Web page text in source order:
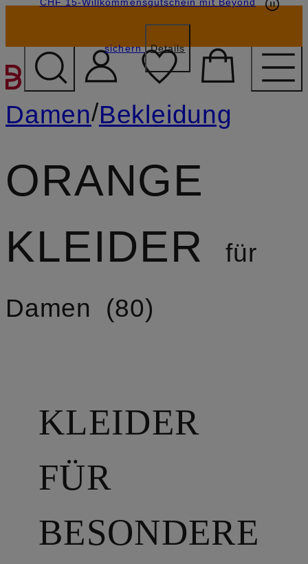
ZUM HAUPTINHALT
sichern Details
Damen/Bekleidung
ORANGE
KLEIDER
für
Damen
80
KLEIDER
FÜR
BESONDERE